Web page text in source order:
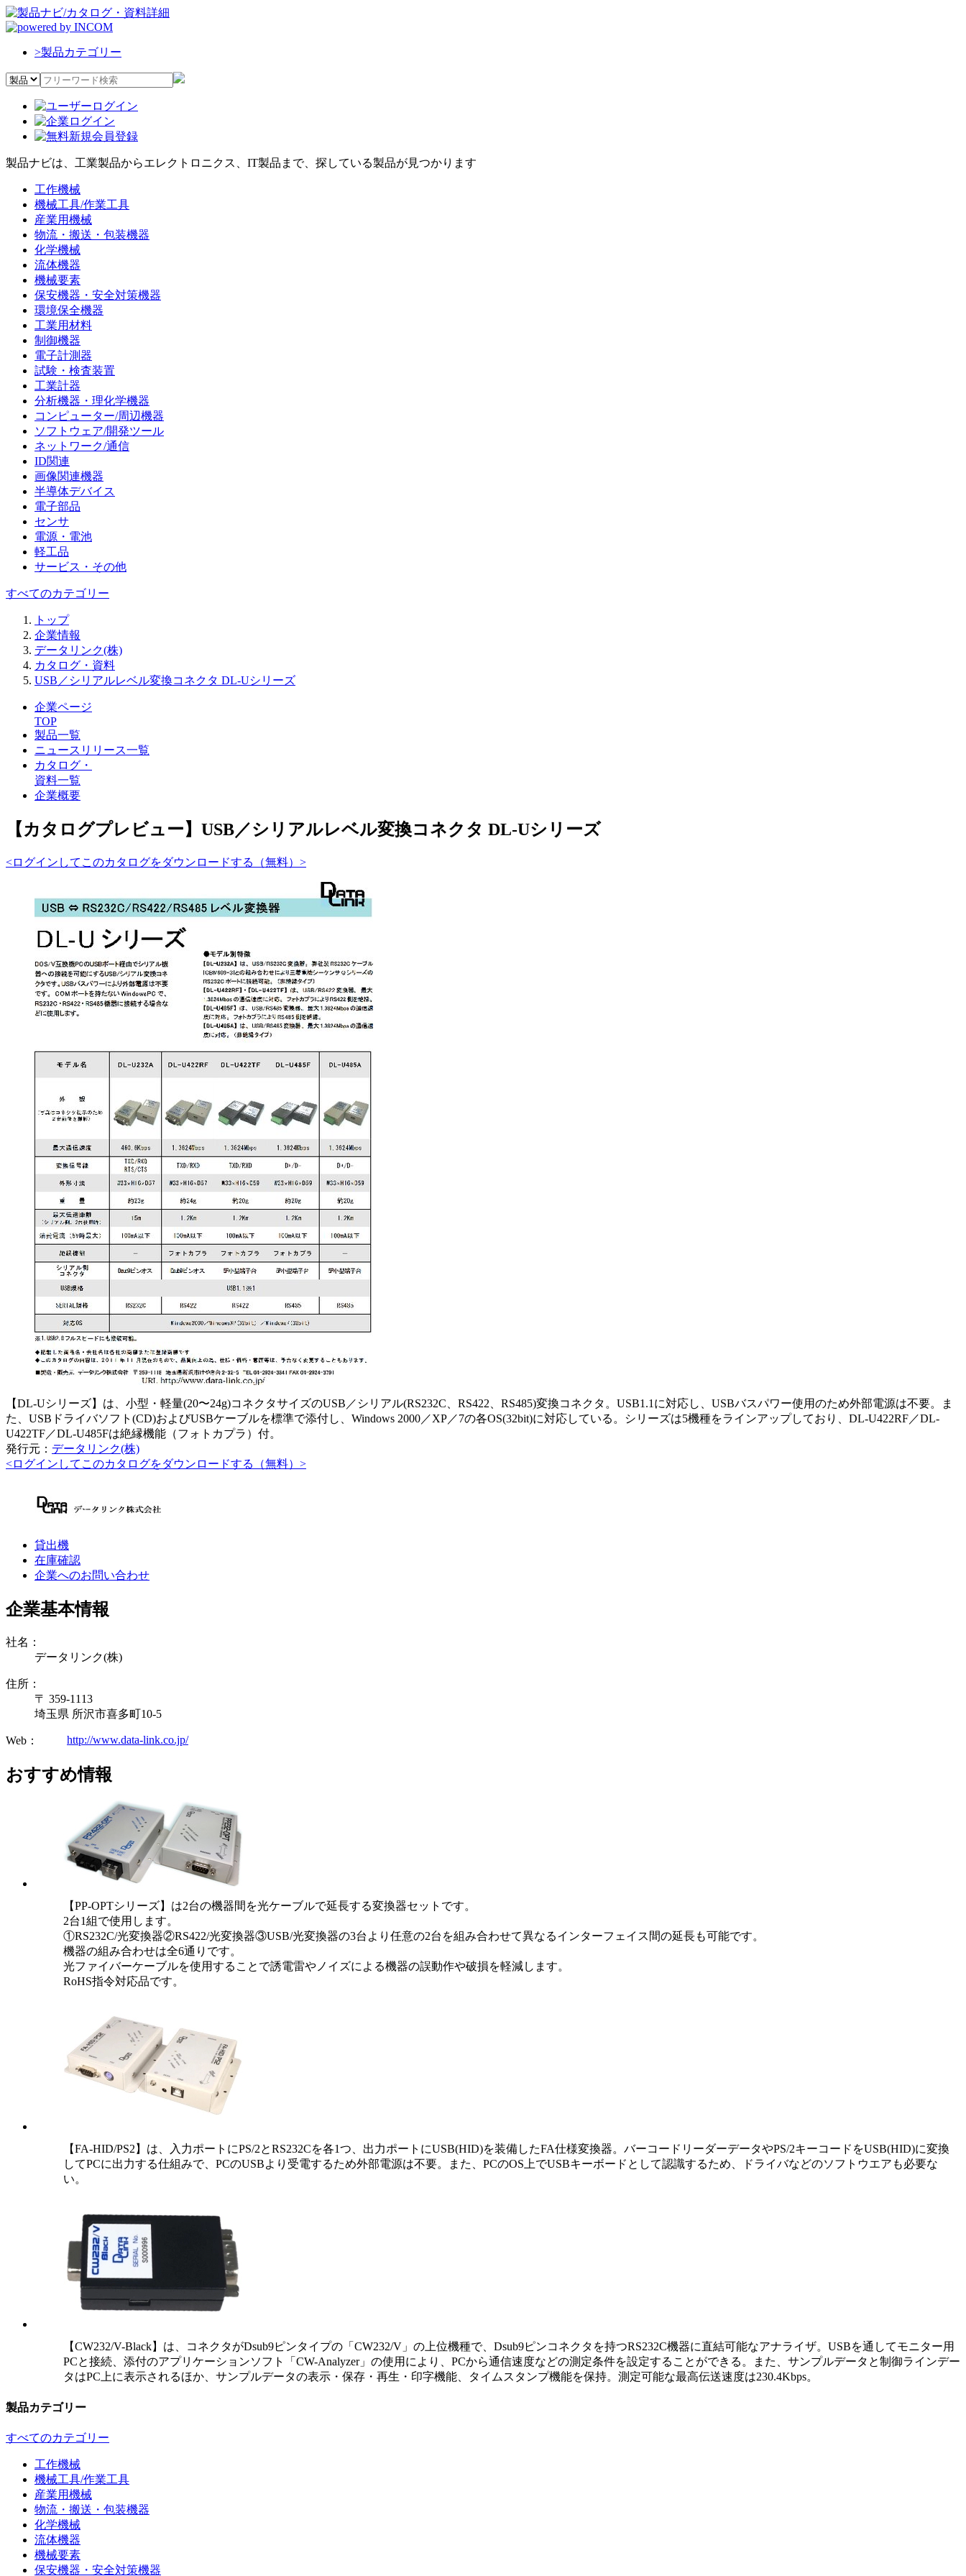
>製品カテゴリー
製品ナビは、工業製品からエレクトロニクス、IT製品まで、探している製品が見つかります
工作機械
機械工具/作業工具
産業用機械
物流・搬送・包装機器
化学機械
流体機器
機械要素
保安機器・安全対策機器
環境保全機器
工業用材料
制御機器
電子計測器
試験・検査装置
工業計器
分析機器・理化学機器
コンピューター/周辺機器
ソフトウェア/開発ツール
ネットワーク/通信
ID関連
画像関連機器
半導体デバイス
電子部品
センサ
電源・電池
軽工品
サービス・その他
すべてのカテゴリー
トップ
企業情報
データリンク(株)
カタログ・資料
USB／シリアルレベル変換コネクタ DL-Uシリーズ
企業ページ
TOP
製品一覧
ニュースリリース一覧
カタログ・
資料一覧
企業概要
【カタログプレビュー】USB／シリアルレベル変換コネクタ DL-Uシリーズ
<ログインしてこのカタログをダウンロードする（無料）>
【DL-Uシリーズ】は、小型・軽量(20〜24g)コネクタサイズのUSB／シリアル(RS232C、RS422、RS485)変換コネクタ。USB1.1に対応し、USBバスパワー使用のため外部電源は不要。ま
た、USBドライバソフト(CD)およびUSBケーブルを標準で添付し、Windows 2000／XP／7の各OS(32bit)に対応している。シリーズは5機種をラインアップしており、DL-U422RF／DL-
U422TF／DL-U485Fは絶縁機能（フォトカプラ）付。
発行元： データリンク(株)
<ログインしてこのカタログをダウンロードする（無料）>
貸出機
在庫確認
企業へのお問い合わせ
企業基本情報
社名：
データリンク(株)
住所：
〒 359-1113
埼玉県 所沢市喜多町10-5
Web： http://www.data-link.co.jp/
おすすめ情報
【PP-OPTシリーズ】は2台の機器間を光ケーブルで延長する変換器セットです。
2台1組で使用します。
①RS232C/光変換器②RS422/光変換器③USB/光変換器の3台より任意の2台を組み合わせて異なるインターフェイス間の延長も可能です。
機器の組み合わせは全6通りです。
光ファイバーケーブルを使用することで誘電雷やノイズによる機器の誤動作や破損を軽減します。
RoHS指令対応品です。
【FA-HID/PS2】は、入力ポートにPS/2とRS232Cを各1つ、出力ポートにUSB(HID)を装備したFA仕様変換器。バーコードリーダーデータやPS/2キーコードをUSB(HID)に変換
してPCに出力する仕組みで、PCのUSBより受電するため外部電源は不要。また、PCのOS上でUSBキーボードとして認識するため、ドライバなどのソフトウエアも必要な
い。
【CW232/V-Black】は、コネクタがDsub9ピンタイプの「CW232/V」の上位機種で、Dsub9ピンコネクタを持つRS232C機器に直結可能なアナライザ。USBを通してモニター用
PCと接続、添付のアプリケーションソフト「CW-Analyzer」の使用により、PCから通信速度などの測定条件を設定することができる。また、サンプルデータと制御ラインデー
タはPC上に表示されるほか、サンプルデータの表示・保存・再生・印字機能、タイムスタンプ機能を保持。測定可能な最高伝送速度は230.4Kbps。
製品カテゴリー
すべてのカテゴリー
工作機械
機械工具/作業工具
産業用機械
物流・搬送・包装機器
化学機械
流体機器
機械要素
保安機器・安全対策機器